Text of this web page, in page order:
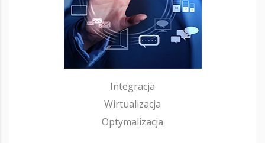
Integracja
Wirtualizacja
Optymalizacja